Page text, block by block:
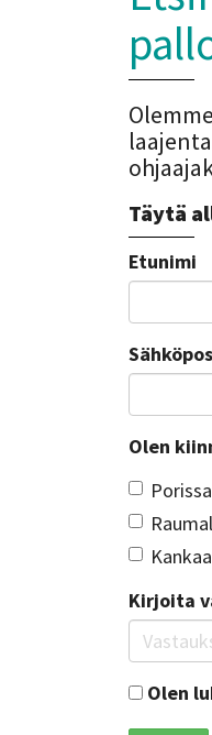
Täytä
Etunimi
Olen
Porissa
Kirjoita
Olen